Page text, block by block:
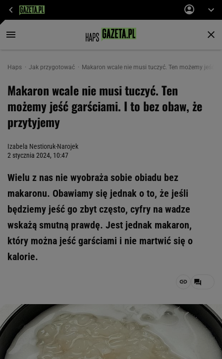
Haps Jak przygotować Makaron wcale nie musi tuczyć. Ten możemy jeść
Makaron wcale nie musi tuczyć. Ten
możemy jeść garściami. I to bez obaw, że
przytyjemy
Izabela Nestioruk-Narojek
2 stycznia 2024, 10:47
Wielu z nas nie wyobraża sobie obiadu bez
makaronu. Obawiamy się jednak o to, że jeśli
będziemy jeść go zbyt często, cyfry na wadze
wskażą smutną prawdę. Jest jednak makaron,
który można jeść garściami i nie martwić się o
kalorie.